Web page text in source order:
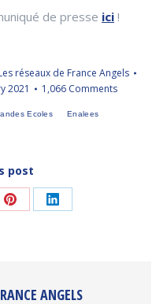
de presse ici !
réseaux de France Angels
2021
1,066 Comments
Ecoles Enalees
post
Share Share
ANGELS